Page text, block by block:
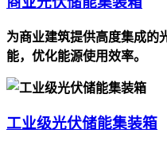
为商业建筑提供高度集成的
能，优化能源使用效率。
工业级光伏储能集装箱